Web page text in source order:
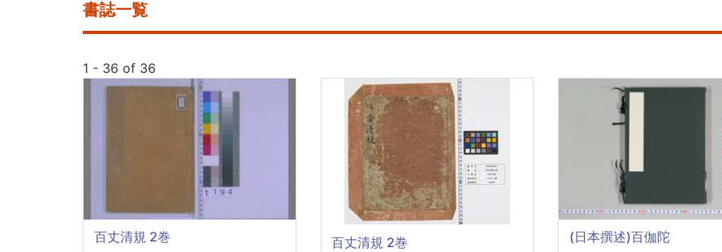
書誌一覧
1 - 36 of 36
百丈清規 2巻 百丈清規 2巻 (日本撰述)百伽陀